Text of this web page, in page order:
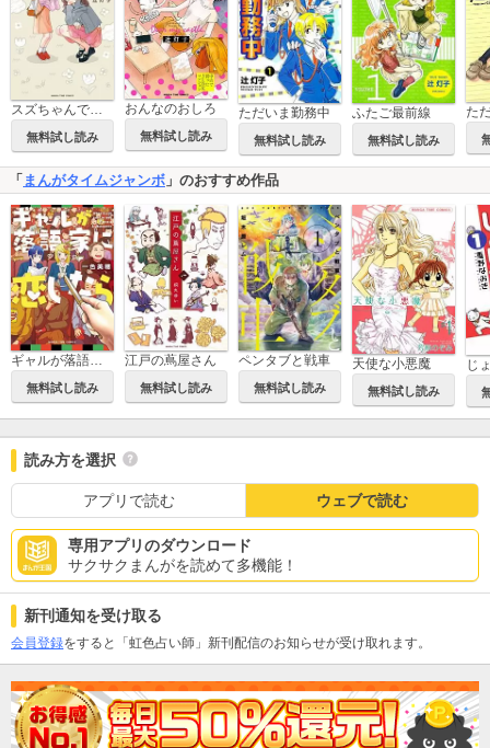
スズちゃんでしょ！
無料試し読み
おんなのおしろ
無料試し読み
ただいま勤務中
無料試し読み
ふたご最前線
無料試し読み
た
「 まんがタイムジャンボ 」のおすすめ作品
ギャルが落語家に恋したら
無料試し読み
江戸の蔦屋さん
無料試し読み
ペンタブと戦車
無料試し読み
天使な小悪魔
無料試し読み
じ
読み方を選択
アプリで読む ウェブで読む
専用アプリのダウンロード
サクサクまんがを読めて多機能！
新刊通知を受け取る
会員登録をすると「虹色占い師」新刊配信のお知らせが受け取れます。